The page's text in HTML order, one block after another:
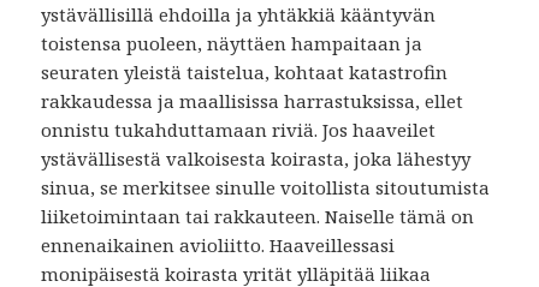
ystävällisillä ehdoilla ja yhtäkkiä kääntyvän
toistensa puoleen, näyttäen hampaitaan ja
seuraten yleistä taistelua, kohtaat katastrofin
rakkaudessa ja maallisissa harrastuksissa, ellet
onnistu tukahduttamaan riviä. Jos haaveilet
ystävällisestä valkoisesta koirasta, joka lähestyy
sinua, se merkitsee sinulle voitollista sitoutumista
liiketoimintaan tai rakkauteen. Naiselle tämä on
ennenaikainen avioliitto. Haaveillessasi
monipäisestä koirasta yrität ylläpitää liikaa